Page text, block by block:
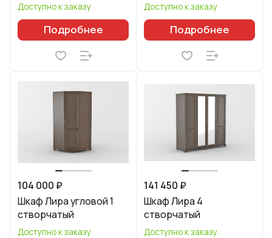
Доступно к заказу
Подробнее
Доступно к заказу
Подробнее
104 000 ₽
Шкаф Лира угловой 1
створчатый
Доступно к заказу
141 450 ₽
Шкаф Лира 4
створчатый
Доступно к заказу